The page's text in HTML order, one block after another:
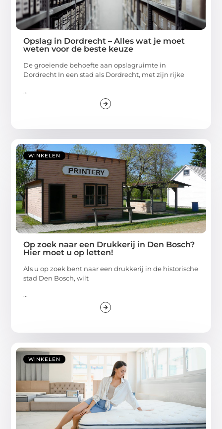
Opslag in Dordrecht – Alles wat je moet
weten voor de beste keuze
De groeiende behoefte aan opslagruimte in
Dordrecht In een stad als Dordrecht, met zijn rijke
...
WINKELEN
Op zoek naar een Drukkerij in Den Bosch?
Hier moet u op letten!
Als u op zoek bent naar een drukkerij in de historische
stad Den Bosch, wilt
...
WINKELEN